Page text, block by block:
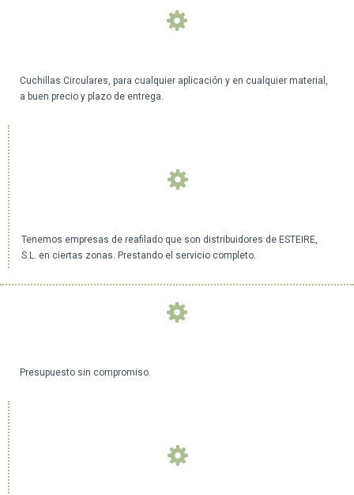
Cuchillas Circulares, para cualquier aplicación y en cualquier material,
a buen precio y plazo de entrega.
Tenemos empresas de reafilado que son distribuidores de ESTEIRE,
S.L. en ciertas zonas. Prestando el servicio completo.
Presupuesto sin compromiso.